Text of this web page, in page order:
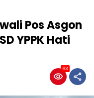
Pos Asgon
YPPK Hati
63